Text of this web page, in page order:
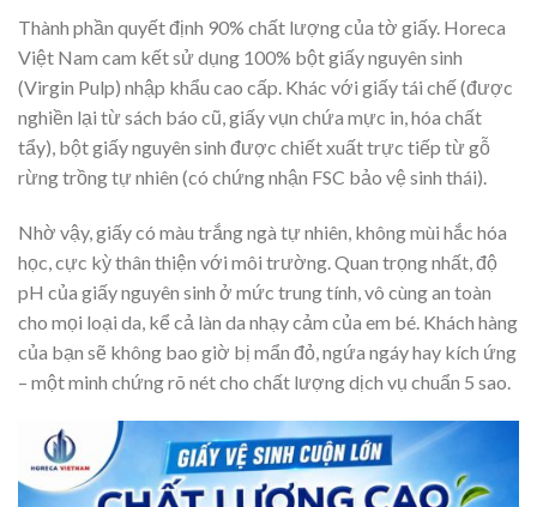
Thành phần quyết định 90% chất lượng của tờ giấy. Horeca
Việt Nam cam kết sử dụng 100% bột giấy nguyên sinh
(Virgin Pulp) nhập khẩu cao cấp. Khác với giấy tái chế (được
nghiền lại từ sách báo cũ, giấy vụn chứa mực in, hóa chất
tẩy), bột giấy nguyên sinh được chiết xuất trực tiếp từ gỗ
rừng trồng tự nhiên (có chứng nhận FSC bảo vệ sinh thái).
Nhờ vậy, giấy có màu trắng ngà tự nhiên, không mùi hắc hóa
học, cực kỳ thân thiện với môi trường. Quan trọng nhất, độ
pH của giấy nguyên sinh ở mức trung tính, vô cùng an toàn
cho mọi loại da, kể cả làn da nhạy cảm của em bé. Khách hàng
của bạn sẽ không bao giờ bị mẩn đỏ, ngứa ngáy hay kích ứng
– một minh chứng rõ nét cho chất lượng dịch vụ chuẩn 5 sao.